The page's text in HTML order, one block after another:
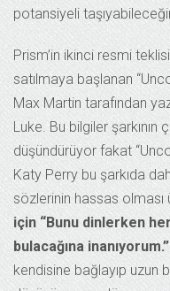
potansiyeli
Prism’in ikinci resmi
satılmaya başlanan
Max Martin tarafından
Luke. Bu bilgiler şarkının
düşündürüyor fakat
Katy Perry bu şarkıda
sözlerinin hassas olması
için “Bunu dinlerken
bulacağına
kendisine bağlayıp uzun